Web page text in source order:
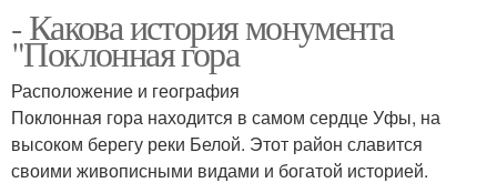
- Какова история монумента
"Поклонная гора
Расположение и география
Поклонная гора находится в самом сердце Уфы, на
высоком берегу реки Белой. Этот район славится
своими живописными видами и богатой историей.